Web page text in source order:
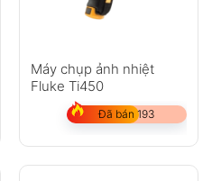
Máy chụp ảnh nhiệt
Fluke Ti450
Đã bán 193